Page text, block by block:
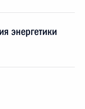
энергетики